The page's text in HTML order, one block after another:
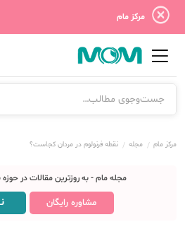
مرکز مام
مرکز مام مجله نقطه فرنولوم در مردان کجاست؟
مجله مام - به روزترین مقالات در حوزه
مشاوره رایگان